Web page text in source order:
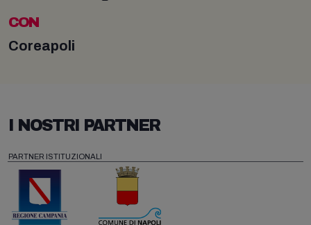
CON
Coreapoli
I NOSTRI PARTNER
PARTNER ISTITUZIONALI